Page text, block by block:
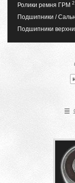
Ролики ремня ГРМ 2
Подшипники /
Подшипники